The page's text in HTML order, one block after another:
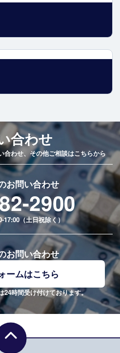
祉機器
合わせ
合わせ、その他ご相談はこちらから
お問い合わせ
2900
17:00（土日祝除く）
お問い合わせ
ームはこちら
24時間受け付けております。